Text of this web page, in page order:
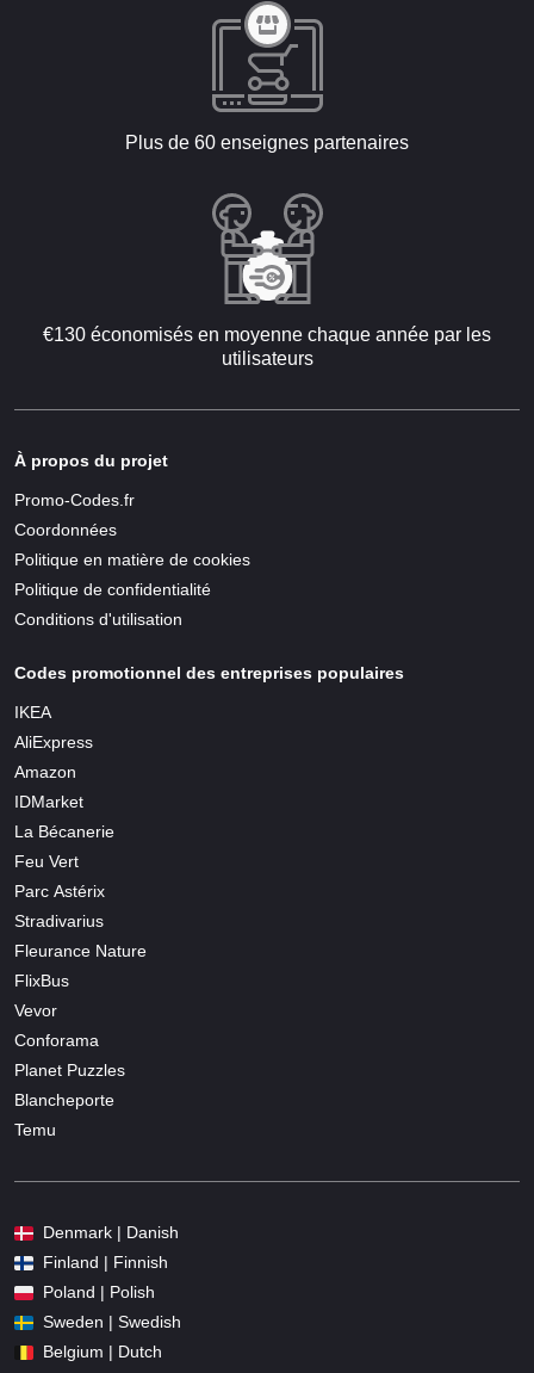
Plus de 60 enseignes partenaires
€130 économisés en moyenne chaque année par les
utilisateurs
À propos du projet
Promo-Codes.fr
Coordonnées
Politique en matière de cookies
Politique de confidentialité
Conditions d'utilisation
Codes promotionnel des entreprises populaires
IKEA
AliExpress
Amazon
IDMarket
La Bécanerie
Feu Vert
Parc Astérix
Stradivarius
Fleurance Nature
FlixBus
Vevor
Conforama
Planet Puzzles
Blancheporte
Temu
Denmark | Danish
Finland | Finnish
Poland | Polish
Sweden | Swedish
Belgium | Dutch